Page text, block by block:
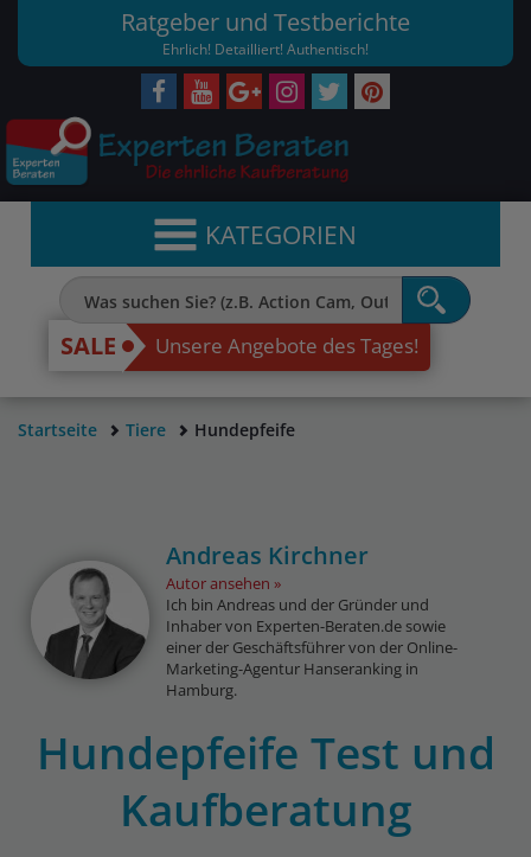
Ratgeber und Testberichte
Ehrlich! Detailliert! Authentisch!
KATEGORIEN
SALE Unsere Angebote des Tages!
Startseite Tiere Hundepfeife
Andreas Kirchner
Autor ansehen
Ich bin Andreas und der Gründer und
Inhaber von Experten-Beraten.de sowie
einer der Geschäftsführer von der Online-
Marketing-Agentur Hanseranking in
Hamburg.
Hundepfeife Test und
Kaufberatung